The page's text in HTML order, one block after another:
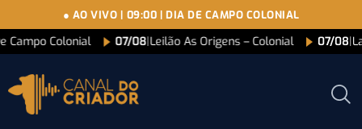
● AO VIVO | 09:00 | DIA DE CAMPO COLONIAL
Campo Colonial 07/08|Leilão As Origens – Colonial 07/08|